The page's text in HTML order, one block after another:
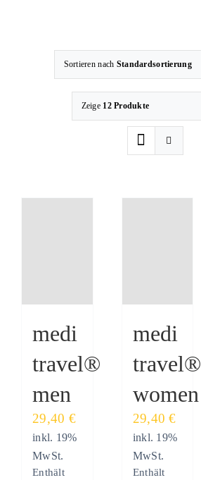
Sanitätshaus
Orthopädietechnik
Sortieren nach Standardsortierung
Zeige 12 Produkte
medi
travel®
men
29,40 €
inkl. 19%
MwSt.
Enthält
medi
travel®
women
29,40€
inkl. 19%
MwSt.
Enthält